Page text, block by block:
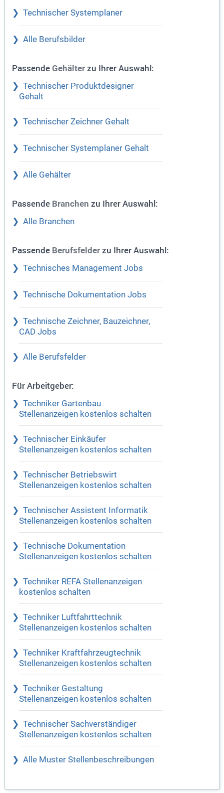
Technischer Systemplaner
Alle Berufsbilder
Passende Gehälter zu Ihrer Auswahl:
Technischer Produktdesigner
Gehalt
Technischer Zeichner Gehalt
Technischer Systemplaner Gehalt
Alle Gehälter
Passende Branchen zu Ihrer Auswahl:
Alle Branchen
Passende Berufsfelder zu Ihrer Auswahl:
Technisches Management Jobs
Technische Dokumentation Jobs
Technische Zeichner, Bauzeichner,
CAD Jobs
Alle Berufsfelder
Für Arbeitgeber:
Techniker Gartenbau
Stellenanzeigen kostenlos schalten
Technischer Einkäufer
Stellenanzeigen kostenlos schalten
Technischer Betriebswirt
Stellenanzeigen kostenlos schalten
Technischer Assistent Informatik
Stellenanzeigen kostenlos schalten
Technische Dokumentation
Stellenanzeigen kostenlos schalten
Techniker REFA Stellenanzeigen
kostenlos schalten
Techniker Luftfahrttechnik
Stellenanzeigen kostenlos schalten
Techniker Kraftfahrzeugtechnik
Stellenanzeigen kostenlos schalten
Techniker Gestaltung
Stellenanzeigen kostenlos schalten
Technischer Sachverständiger
Stellenanzeigen kostenlos schalten
Alle Muster Stellenbeschreibungen